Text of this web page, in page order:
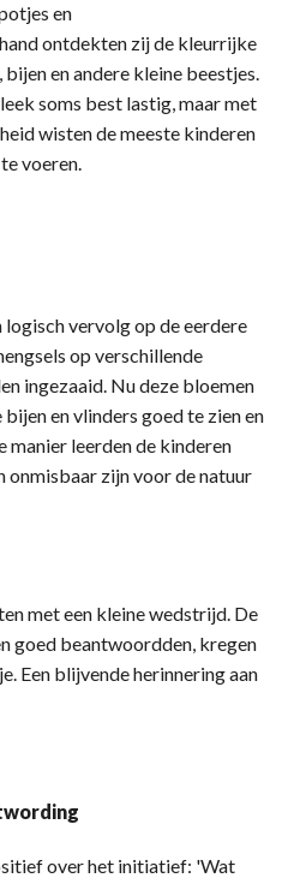
en
ontdekten zij de kleurrijke
en andere kleine beestjes.
soms best lastig, maar met
wisten de meeste kinderen
voeren.
logisch vervolg op de eerdere
op verschillende
ingezaaid. Nu deze bloemen
en vlinders goed te zien en
manier leerden de kinderen
onmisbaar zijn voor de natuur
met een kleine wedstrijd. De
goed beantwoordden, kregen
Een blijvende herinnering aan
over het initiatief: 'Wat